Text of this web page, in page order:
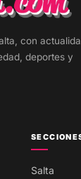
con
deportes y
Salta